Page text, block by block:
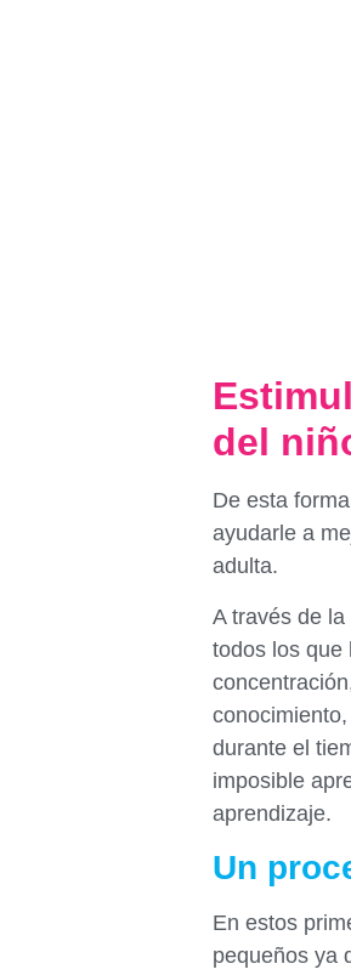
del
De esta
ayudarle a
adulta.
A través de
todos los que
durante el
imposible
aprendizaje.
Un
En estos
pequeños ya